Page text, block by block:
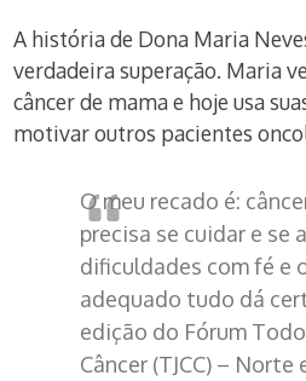
A história de Dona Maria
verdadeira superação. Maria
câncer de mama e hoje usa
motivar outros pacientes
O meu recado é:
precisa se cuidar e se
dificuldades com fé e
adequado tudo dá
edição do Fórum
Câncer (TJCC) –